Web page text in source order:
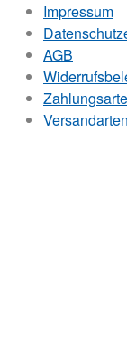
Impressum
AGB
Versandarten